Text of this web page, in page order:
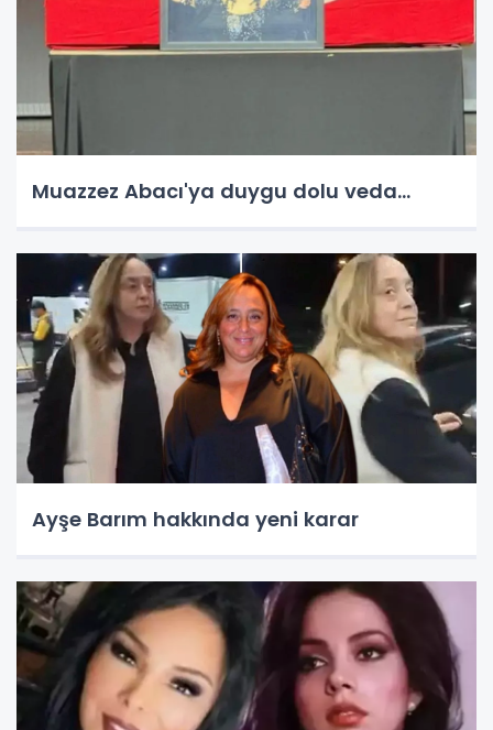
Muazzez Abacı'ya duygu dolu veda...
Ayşe Barım hakkında yeni karar